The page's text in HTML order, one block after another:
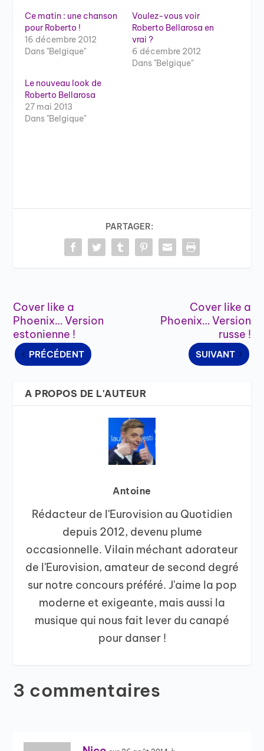
Ce matin : une chanson
pour Roberto !
16 décembre 2012
Dans "Belgique"
Voulez-vous voir
Roberto Bellarosa en
vrai ?
6 décembre 2012
Dans "Belgique"
Le nouveau look de
Roberto Bellarosa
27 mai 2013
Dans "Belgique"
PARTAGER:
Cover like a
Phoenix… Version
estonienne !
PRÉCÉDENT
Cover like a
Phoenix… Version
russe !
SUIVANT
A PROPOS DE L'AUTEUR
Antoine
Rédacteur de l'Eurovision au Quotidien
depuis 2012, devenu plume
occasionnelle. Vilain méchant adorateur
de l'Eurovision, amateur de second degré
sur notre concours préféré. J'aime la pop
moderne et exigeante, mais aussi la
musique qui nous fait lever du canapé
pour danser !
3 commentaires